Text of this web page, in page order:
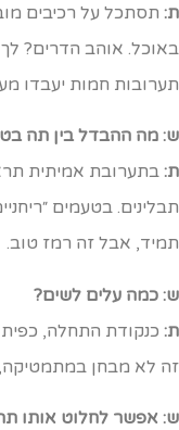
תסתכל על רכיבים
אוהב הדרים? לך
חמות יעבדו
מה ההבדל בין תה
בתערובת אמיתית
בטעמים
אבל זה רמז טוב.
כמה עלים לשים?
כנקודת התחלה, כפית
לא מבחן במתמטיקה,
אפשר לחלוט אותו תה